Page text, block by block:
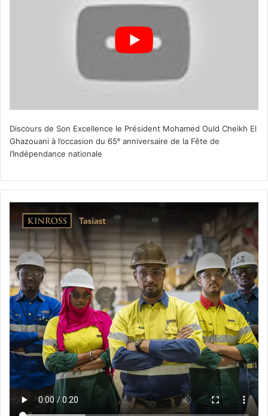
Discours de Son Excellence le Président Mohamed Ould Cheikh El
Ghazouani à l’occasion du 65ᵉ anniversaire de la Fête de
l’Indépendance nationale